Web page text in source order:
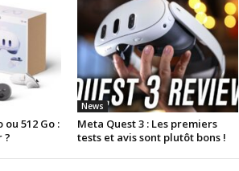
ou 512 Go :
?
News
Meta Quest 3 : Les premiers
tests et avis sont plutôt bons !